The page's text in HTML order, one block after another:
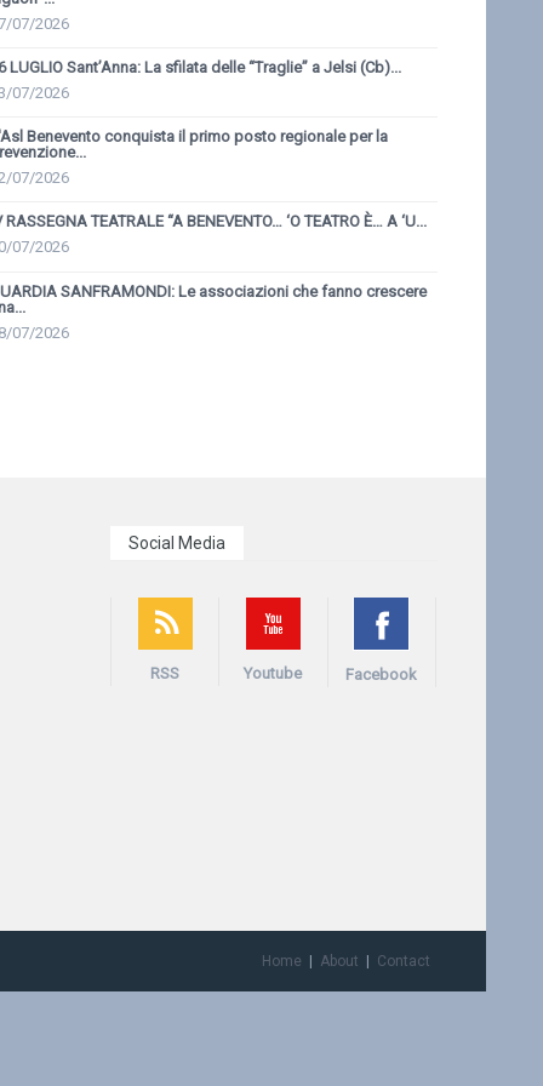
07/2026
LUGLIO Sant’Anna: La sfilata delle “Traglie” a Jelsi (Cb)...
07/2026
Benevento conquista il primo posto regionale per la
07/2026
RASSEGNA TEATRALE “A BENEVENTO… ‘O TEATRO È… A ‘U...
07/2026
SANFRAMONDI: Le associazioni che fanno crescere
07/2026
Social Media
RSS Youtube Facebook
Home About Contact